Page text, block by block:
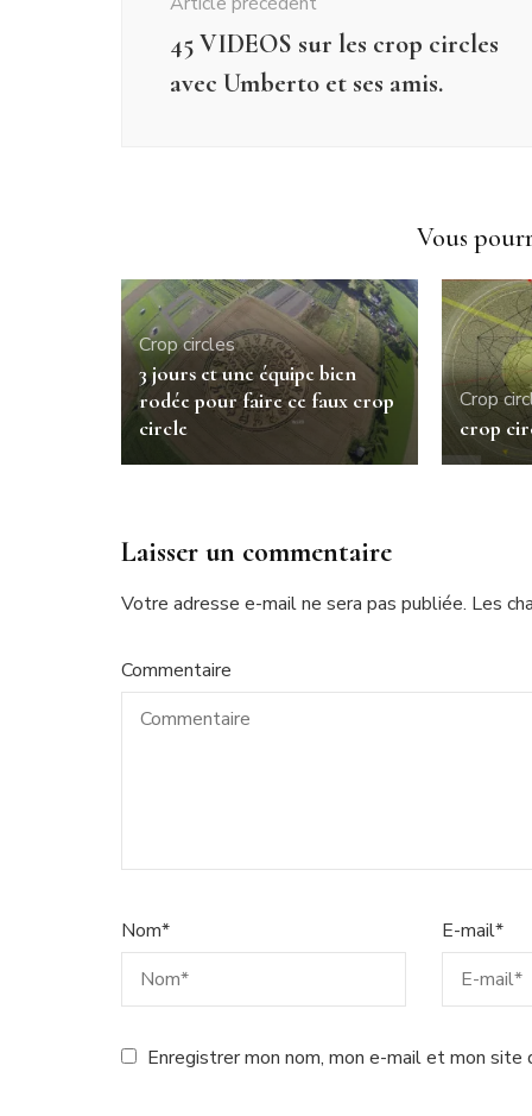
45 VIDEOS sur les crop circles
avec Umberto et ses amis.
Vous
Crop circles
3 jours et une équipe bien
rodée pour faire ce faux crop
circle
Crop
crop
Laisser un commentaire
Votre adresse e-mail ne sera pas publiée. Les
Commentaire
Nom* E-mail*
Enregistrer mon nom, mon e-mail et mon site